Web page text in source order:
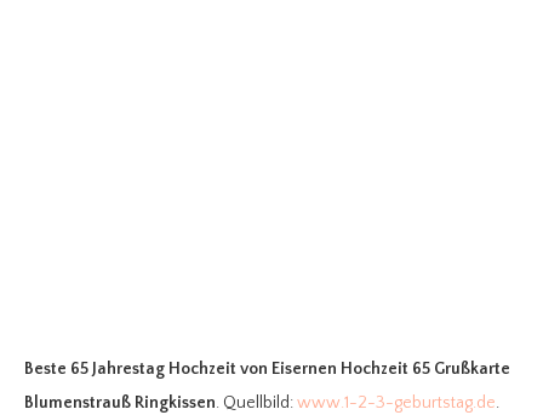
Beste 65 Jahrestag Hochzeit von Eisernen Hochzeit 65 Grußkarte
Blumenstrauß Ringkissen. Quellbild:www.1-2-3-geburtstag.de.